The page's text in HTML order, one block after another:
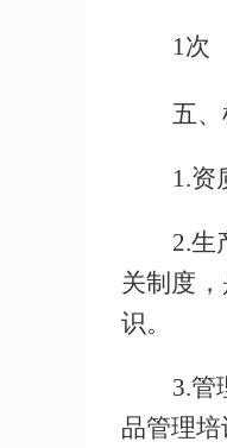
1次
五
1.资
2.生
关制度
识。
3.管
品管理